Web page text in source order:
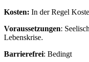
Kosten: In der Regel
Voraussetzungen:
Lebenskrise.
Barrierefrei: Bedingt